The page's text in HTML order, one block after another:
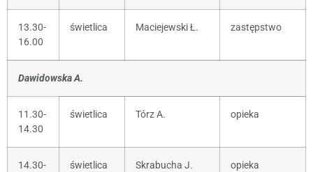
13.30-
16.00
świetlica Maciejewski Ł. zastępstwo
Dawidowska A.
11.30-
14.30
świetlica Tórz A. opieka
14.30-
świetlica Skrabucha J. opieka